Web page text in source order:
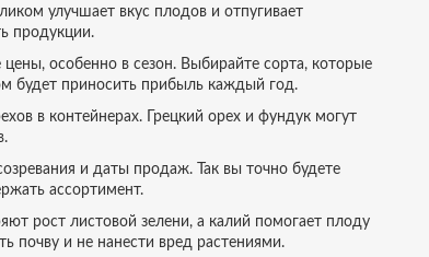
улучшает вкус плодов и отпугивает
продукции.
особенно в сезон. Выбирайте сорта, которые
будет приносить прибыль каждый год.
в контейнерах. Грецкий орех и фундук могут
и даты продаж. Так вы точно будете
ассортимент.
рост листовой зелени, а калий помогает плоду
почву и не нанести вред растениями.